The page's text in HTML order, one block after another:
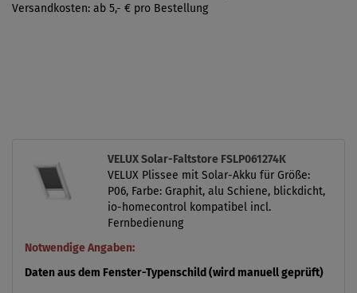
Versandkosten: ab 5,- € pro Bestellung
VELUX Solar-Faltstore FSLP061274K
VELUX Plissee mit Solar-Akku für Größe:
P06, Farbe: Graphit, alu Schiene, blickdicht,
io-homecontrol kompatibel incl.
Fernbedienung
Notwendige Angaben:
Daten aus dem Fenster-Typenschild (wird manuell geprüft)